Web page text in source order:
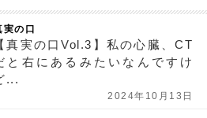
実の口
【真実の口Vol.3】私の心臓、CT
と右にあるみたいなんですけ
...
2024年10月13日